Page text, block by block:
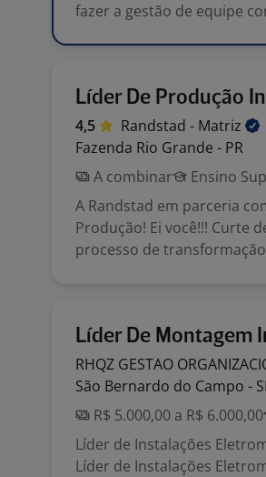
fazer a gestão de equipe
Líder De Produção
4,5 Randstad - Matriz
Fazenda Rio Grande - PR
A combinar
Ensino
A Randstad em parceria
Produção! Ei você!!! Curte
processo de
Líder De Montagem
RHQZ GESTAO
São Bernardo do Campo -
R$ 5.000,00 a R$ 6.000,00
Líder de Instalações
Líder de Instalações